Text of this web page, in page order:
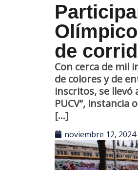
de
Con cerca de mil
de colores y de
inscritos, se llevó
PUCV”, instancia
[…]
noviembre 12, 2024